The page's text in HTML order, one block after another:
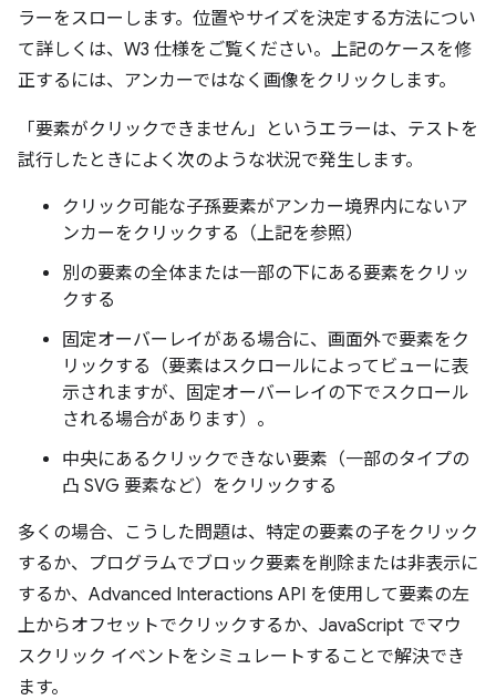
ラーをスローします。位置やサイズを決定する方法につい
て詳しくは、W3 仕様をご覧ください。上記のケースを修
正するには、アンカーではなく画像をクリックします。
「要素がクリックできません」というエラーは、テストを
試行したときによく次のような状況で発生します。
クリック可能な子孫要素がアンカー境界内にないア
ンカーをクリックする（上記を参照）
別の要素の全体または一部の下にある要素をクリッ
クする
固定オーバーレイがある場合に、画面外で要素をク
リックする（要素はスクロールによってビューに表
示されますが、固定オーバーレイの下でスクロール
される場合があります）。
中央にあるクリックできない要素（一部のタイプの
凸 SVG 要素など）をクリックする
多くの場合、こうした問題は、特定の要素の子をクリック
するか、プログラムでブロック要素を削除または非表示に
するか、Advanced Interactions API を使用して要素の左
上からオフセットでクリックするか、JavaScript でマウ
スクリック イベントをシミュレートすることで解決でき
ます。